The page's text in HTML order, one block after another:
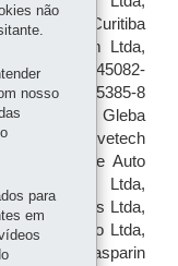
não
nosso
para
em